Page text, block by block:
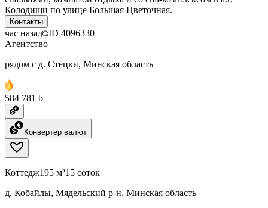
Колодищи по улице Большая Цветочная.
Контакты
час назад ID 4096330
Агентство
рядом с д. Стецки, Минская область
584 781 ƃ
Конвертер валют
Коттедж195 м²15 соток
д. Кобайлы, Мядельский р-н, Минская область